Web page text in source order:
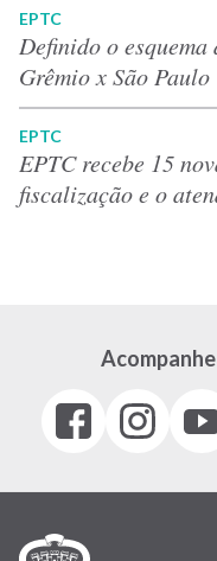
EPTC
Definido o
Grêmio x São Paulo
EPTC
EPTC recebe 15
fiscalização e o
Facebook
(link
em
janela)
Instagram
(link
em
(link
em